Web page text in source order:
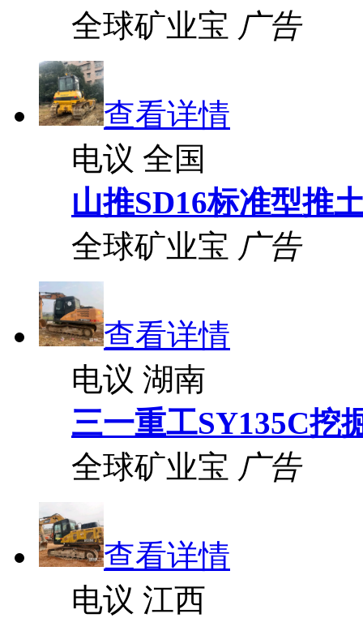
全球矿业宝 广告
查看详情
电议 全国
山推SD16标准型推
全球矿业宝 广告
查看详情
电议 湖南
三一重工SY135C挖
全球矿业宝 广告
查看详情
电议 江西